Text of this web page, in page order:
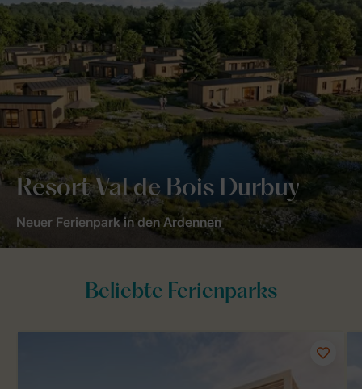
Resort Val de Bois Durbuy
Neuer Ferienpark in den Ardennen